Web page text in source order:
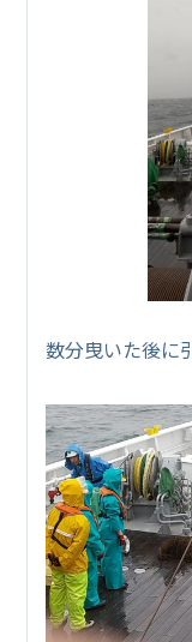
数分曳いた後に